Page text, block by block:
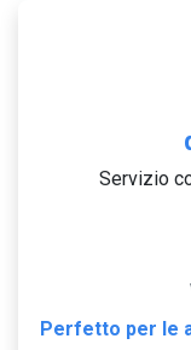
Servizio
Perfetto per le